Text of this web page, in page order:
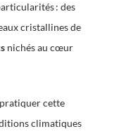
: des
cristallines de
nichés au cœur
cette
climatiques